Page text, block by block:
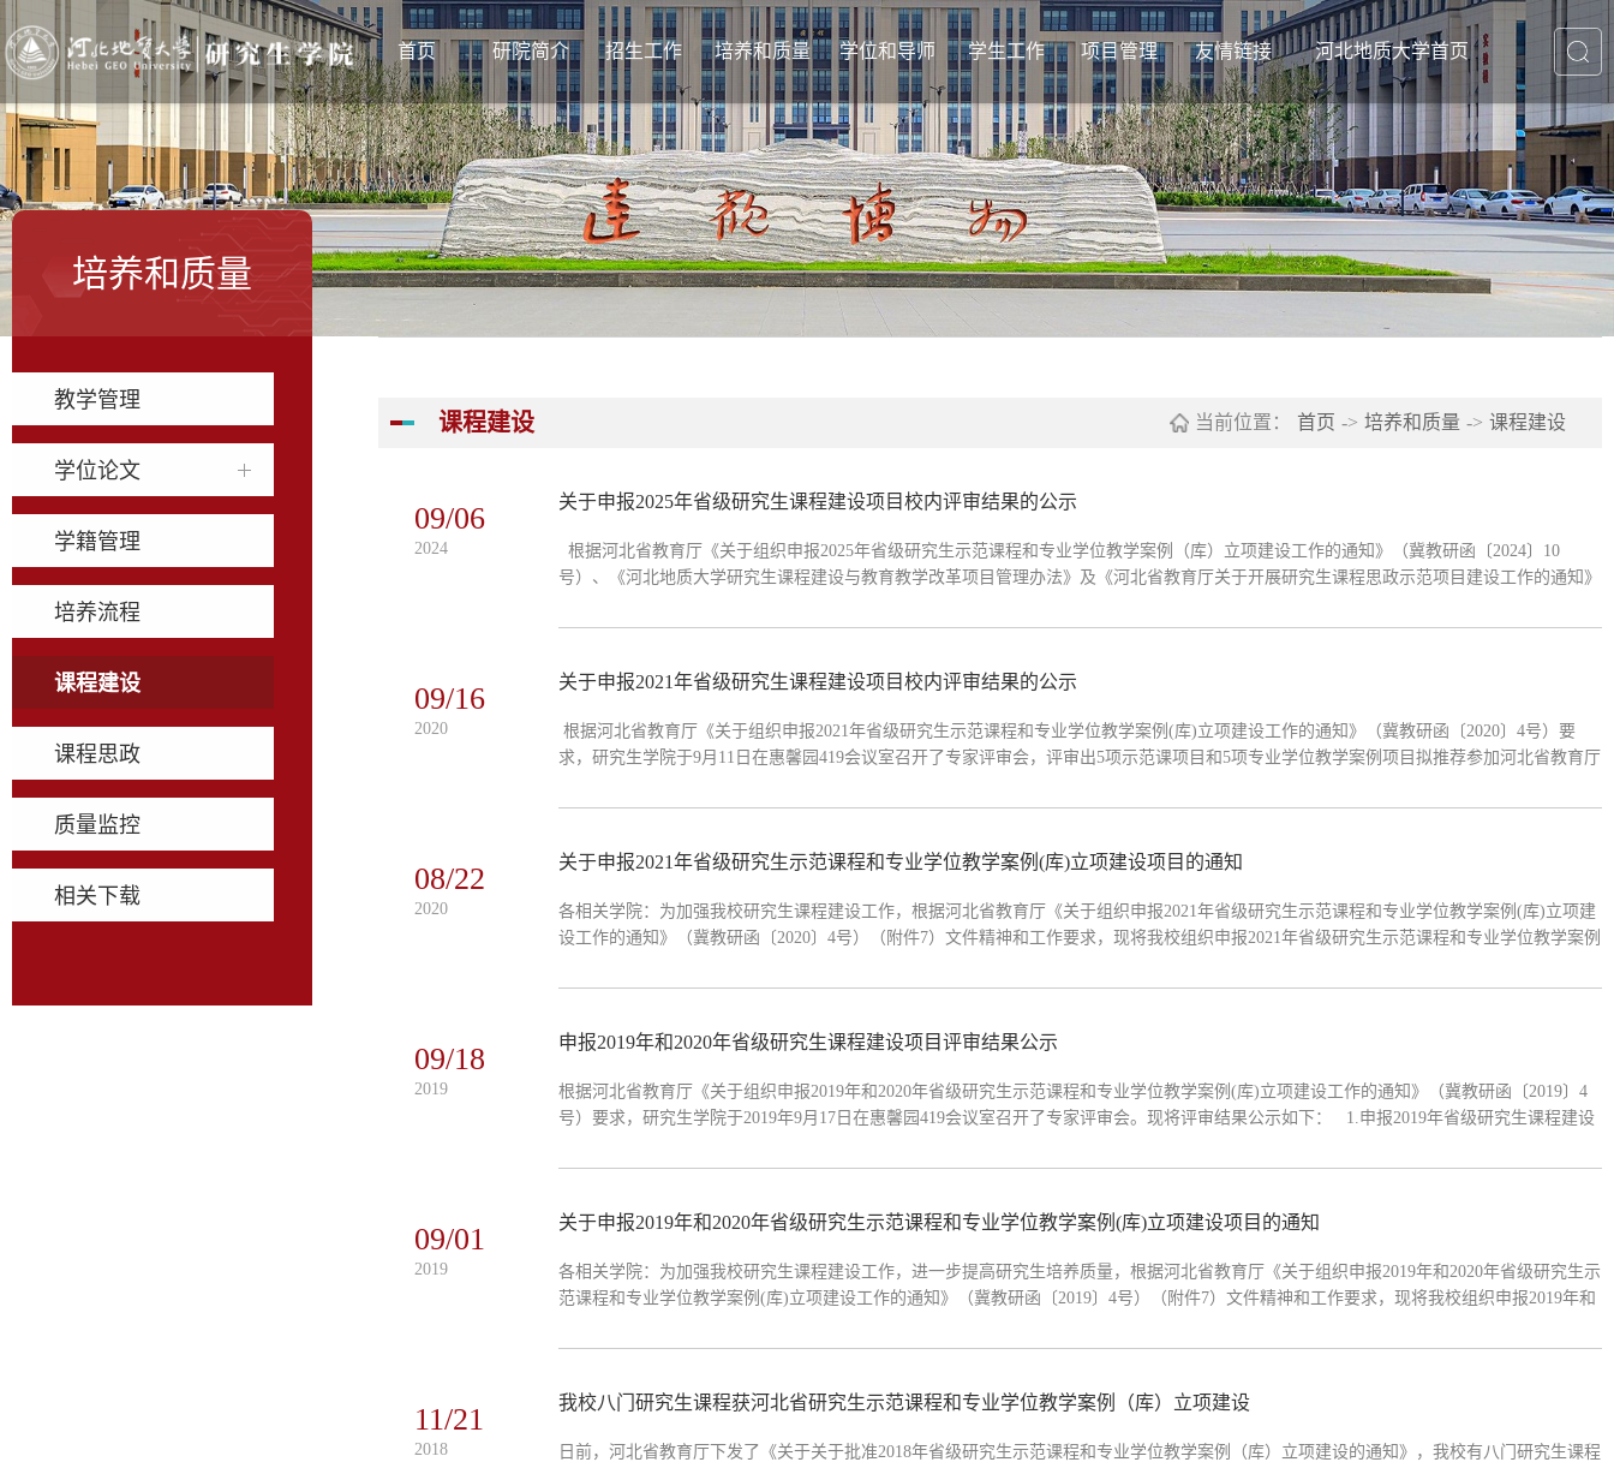
首页 研院简介
基本情况
机构设置
招生工作 培养和质量
教学管理
学位论文
学籍管理
培养流程
课程建设
学位和导师
学位授予
导师工作
学位点管理
学生工作
通知公告
日常管理
评奖评优
学生活动
项目管理
通知公告
立项公示
结项公示
工作职责
友情链接
友情链接1
友情链接2
友情链接3
友情链接4
河北地质大学首页
培养和质量
教学管理
学位论文
学籍管理
培养流程
课程建设
课程思政
质量监控
相关下载
课程建设 当前位置： 首页 -> 培养和质量 -> 课程建设
09/06
2024
关于申报2025年省级研究生课程建设项目校内评审结果的公示
根据河北省教育厅《关于组织申报2025年省级研究生示范课程和专业学位教学案例（库）立项建设工作的通知》（冀教研函〔2024〕10
号）、《河北地质大学研究生课程建设与教育教学改革项目管理办法》及《河北省教育厅关于开展研究生课程思政示范项目建设工作的通知》
目，5项专业学位教学案例（库...
09/16
2020
关于申报2021年省级研究生课程建设项目校内评审结果的公示
​ 根据河北省教育厅《关于组织申报2021年省级研究生示范课程和专业学位教学案例(库)立项建设工作的通知》（冀教研函〔2020〕4号）要
求，研究生学院于9月11日在惠馨园419会议室召开了专家评审会，评审出5项示范课项目和5项专业学位教学案例项目拟推荐参加河北省教育厅
87207938。 ...
08/22
2020
关于申报2021年省级研究生示范课程和专业学位教学案例(库)立项建设项目的通知
各相关学院：为加强我校研究生课程建设工作，根据河北省教育厅《关于组织申报2021年省级研究生示范课程和专业学位教学案例(库)立项建
设工作的通知》（冀教研函〔2020〕4号）（附件7）文件精神和工作要求，现将我校组织申报2021年省级研究生示范课程和专业学位教学案例
建设是提高我校研究生培养...
09/18
2019
申报2019年和2020年省级研究生课程建设项目评审结果公示
​根据河北省教育厅《关于组织申报2019年和2020年省级研究生示范课程和专业学位教学案例(库)立项建设工作的通知》（冀教研函〔2019〕4
号）要求，研究生学院于2019年9月17日在惠馨园419会议室召开了专家评审会。现将评审结果公示如下： 1.申报2019年省级研究生课程建设
结果有异议，请在公示期内...
09/01
2019
关于申报2019年和2020年省级研究生示范课程和专业学位教学案例(库)立项建设项目的通知
​各相关学院：为加强我校研究生课程建设工作，进一步提高研究生培养质量，根据河北省教育厅《关于组织申报2019年和2020年省级研究生示
范课程和专业学位教学案例(库)立项建设工作的通知》（冀教研函〔2019〕4号）（附件7）文件精神和工作要求，现将我校组织申报2019年和
生示范课程与教学案例（...
11/21
2018
我校八门研究生课程获河北省研究生示范课程和专业学位教学案例（库）立项建设
日前，河北省教育厅下发了《关于关于批准2018年省级研究生示范课程和专业学位教学案例（库）立项建设的通知》，我校有八门研究生课程